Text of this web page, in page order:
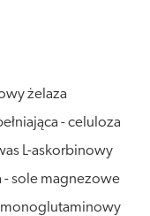
żelaza
- celuloza
L-askorbinowy
- sole magnezowe